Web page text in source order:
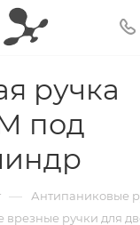
ручка
под
— Антипаниковые
врезные ручки для